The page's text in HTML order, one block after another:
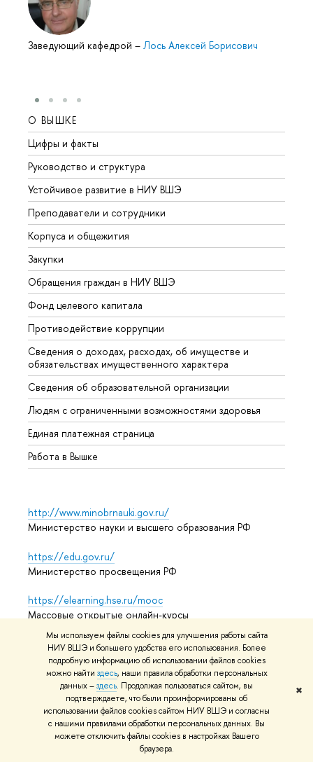
Мы используем файлы cookies для улучшения работы сайта
НИУ ВШЭ и большего удобства его использования. Более
подробную информацию об использовании файлов cookies
можно найти здесь, наши правила обработки персональных
данных –здесь. Продолжая пользоваться сайтом, вы
подтверждаете, что были проинформированы об
использовании файлов cookies сайтом НИУ ВШЭ и согласны
с нашими правилами обработки персональных данных. Вы
можете отключить файлы cookies в настройках Вашего
браузера.
✖
Заведующий кафедрой – Лось Алексей Борисович
О ВЫШКЕ
Цифры и факты
Руководство и структура
Устойчивое развитие в НИУ ВШЭ
Преподаватели и сотрудники
Корпуса и общежития
Закупки
Обращения граждан в НИУ ВШЭ
Фонд целевого капитала
Противодействие коррупции
Сведения о доходах, расходах, об имуществе и
обязательствах имущественного характера
Сведения об образовательной организации
Людям с ограниченными возможностями здоровья
Единая платежная страница
Работа в Вышке
http://www.minobrnauki.gov.ru/
Министерство науки и высшего образования РФ
https://edu.gov.ru/
Министерство просвещения РФ
https://elearning.hse.ru/mooc
Массовые открытые онлайн-курсы
© НИУ ВШЭ 1993–2026 Адреса и контактыУсловия
использования материалов Политика конфиденциальности
Карта сайта
Редактору